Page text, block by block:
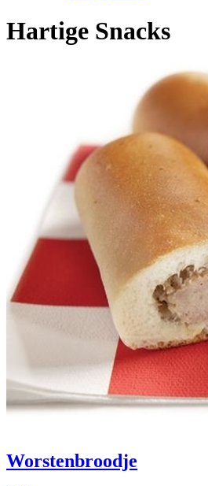
Hartige Snacks
Worstenbroodje